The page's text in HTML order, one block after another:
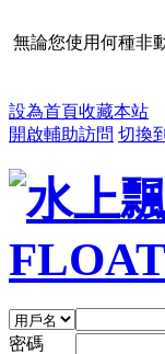
無論您使用何種非
設為首頁收藏本站
開啟輔助訪問 切換
密碼